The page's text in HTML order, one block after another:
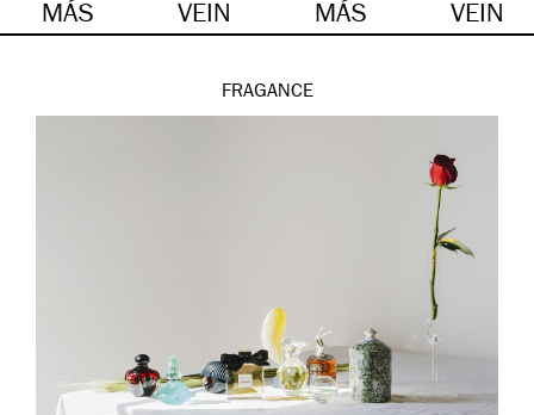
MÁS VEIN MÁS VEIN
FRAGANCE